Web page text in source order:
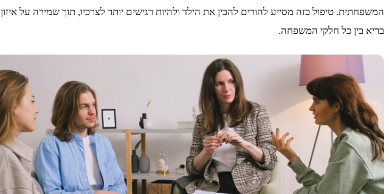
המשפחתית. טיפול כזה מסייע להורים להבין את הילד ולהיות רגישים יותר לצרכיו, תוך שמירה על איזון
בריא בין כל חלקי המשפחה.